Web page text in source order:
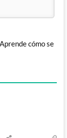
Aprende cómo se